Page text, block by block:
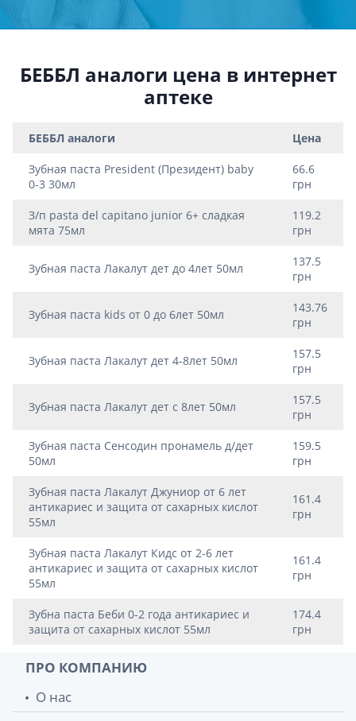
БЕББЛ аналоги цена в интернет
аптеке
БЕББЛ аналоги Цена
Зубная паста President (Президент) baby
0-3 30мл
66.6
грн
З/п pasta del capitano junior 6+ сладкая
мята 75мл
119.2
грн
Зубная паста Лакалут дет до 4лет 50мл
137.5
грн
Зубная паста kids от 0 до 6лет 50мл
143.76
грн
Зубная паста Лакалут дет 4-8лет 50мл
157.5
грн
Зубная паста Лакалут дет c 8лет 50мл
157.5
грн
Зубная паста Сенсодин пронамель д/дет
50мл
159.5
грн
Зубная паста Лакалут Джуниор от 6 лет
антикариес и защита от сахарных кислот
55мл
161.4
грн
Зубная паста Лакалут Кидс от 2-6 лет
антикариес и защита от сахарных кислот
55мл
161.4
грн
Зубна паста Беби 0-2 года антикариес и
защита от сахарных кислот 55мл
174.4
грн
ПРО КОМПАНИЮ
О нас